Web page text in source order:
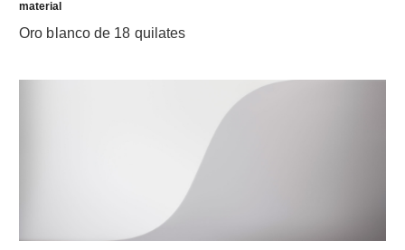
material
Oro blanco de 18 quilates